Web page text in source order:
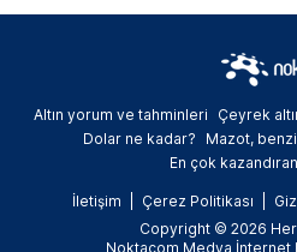
Altın yorum ve tahminleri Çeyrek
Dolar ne kadar?
Mazot,
En çok
İletişim Çerez Politikası
Copyright © 2026 Her
Noktacom Medya İnternet